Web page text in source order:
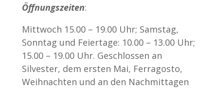
Öffnungszeiten:
Mittwoch 15.00 – 19.00 Uhr; Samstag,
Sonntag und Feiertage: 10.00 – 13.00 Uhr;
15.00 – 19.00 Uhr. Geschlossen an
Silvester, dem ersten Mai, Ferragosto,
Weihnachten und an den Nachmittagen